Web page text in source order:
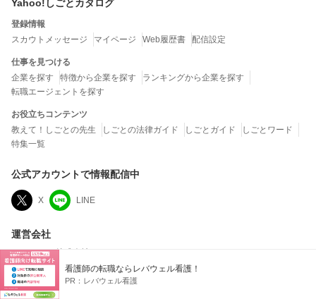
看護師の転職ならレバウェル看護！
PR： レバウェル看護
Yahoo!しごとカタログ
登録情報
スカウトメッセージ
マイページ Web履歴書 配信設定
仕事を見つける
企業を探す
特徴から企業を探す
ランキングから企業を探す
転職エージェントを探す
お役立ちコンテンツ
教えて！しごとの先生
しごとの法律ガイド しごとガイド
しごとワード
特集一覧
公式アカウントで情報配信中
X LINE
運営会社
LINEヤフー株式会社
当社は、クチコミの内容およびこれを利用した結果について、何ら保証するもので
はなく、一切の責任を負いません。